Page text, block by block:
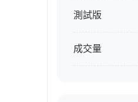
測試版
成交量